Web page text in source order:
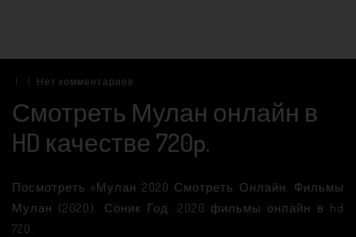
Нет комментариев
Смотреть Мулан онлайн в
HD качестве 720p.
Посмотреть «Мулан 2020 Смотреть Онлайн. Фильмы
Мулан (2020). Соник Год: 2020 фильмы онлайн в hd
720.